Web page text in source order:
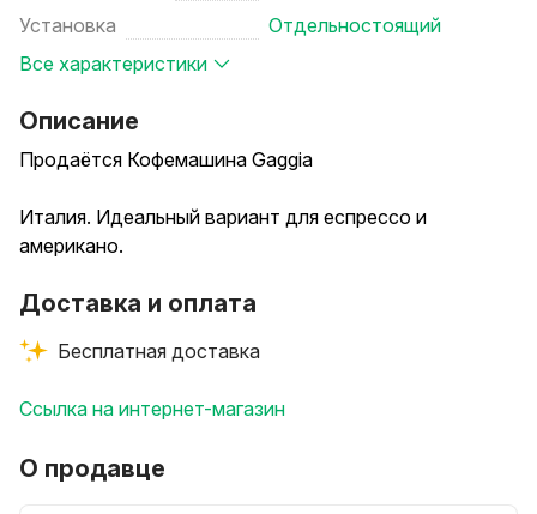
Установка
Отдельностоящий
Все характеристики
Описание
Продаётся Кофемашина Gaggia
Италия. Идеальный вариант для еспрессо и
американо.
Доставка и оплата
Бесплатная доставка
Ссылка на интернет-магазин
О продавце